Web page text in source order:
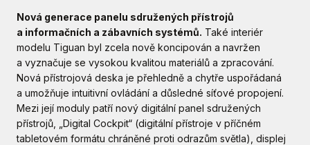
Nová generace panelu sdružených přístrojů
a informačních a zábavních systémů. Také interiér
modelu Tiguan byl zcela nově koncipován a navržen
a vyznačuje se vysokou kvalitou materiálů a zpracování.
Nová přístrojová deska je přehledně a chytře uspořádaná
a umožňuje intuitivní ovládání a důsledné síťové propojení.
Mezi její moduly patří nový digitální panel sdružených
přístrojů, „Digital Cockpit“ (digitální přístroje v příčném
tabletovém formátu chráněné proti odrazům světla), displej